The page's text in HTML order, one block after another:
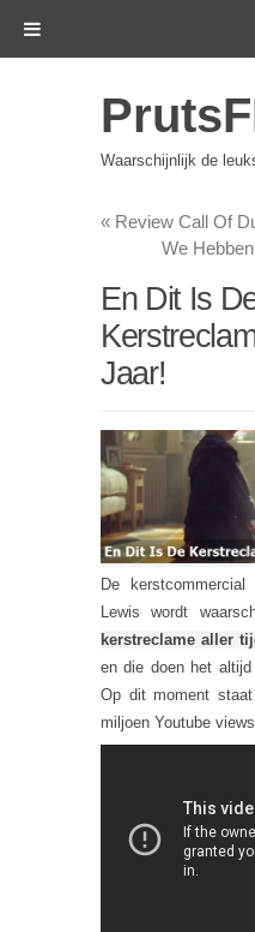
Waarschijnlijk de
« Review Call Of
We
En Dit Is
Jaar!
De
Lewis wordt
kerstreclame aller
en die doen het
Op dit moment
miljoen Youtube